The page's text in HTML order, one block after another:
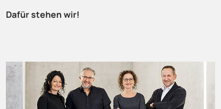
Dafür stehen wir!